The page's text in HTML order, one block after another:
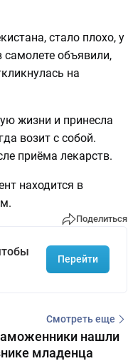
стало плохо, у
самолете объявили,
на
жизни и принесла
возит с собой.
приёма лекарств.
находится в
Поделиться
Перейти
Смотреть еще
нашли
младенца